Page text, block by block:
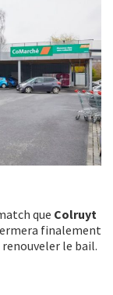
que Colruyt
finalement
le bail.